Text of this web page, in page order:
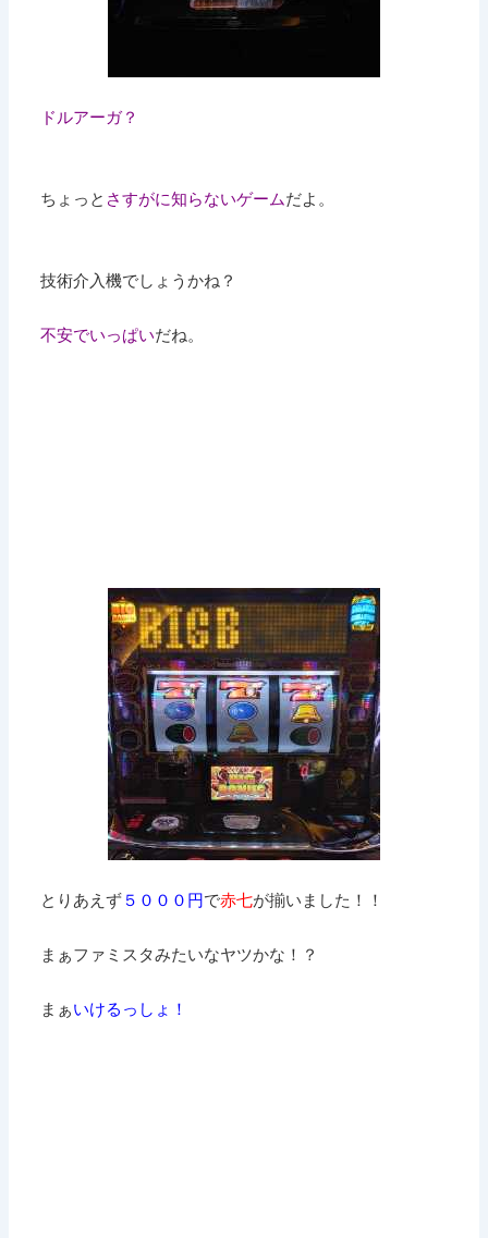
ドルアーガ？
ちょっと さすがに知らないゲームだよ。
技術介入機でしょうかね？
不安でいっぱいだね。
とりあえず ５０００円で赤七が揃いました！！
まぁファミスタみたいなヤツかな！？
まぁいけるっしょ！